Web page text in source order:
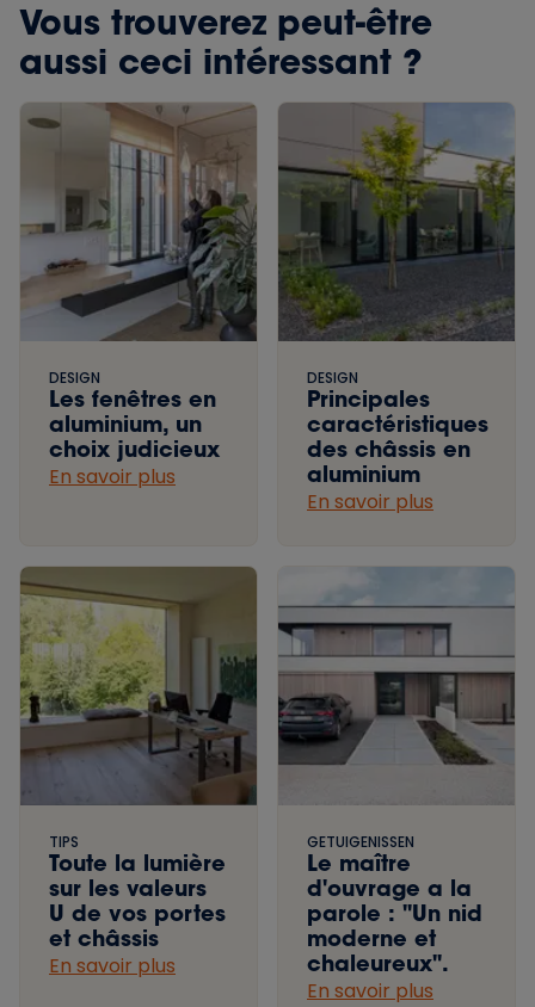
Vous trouverez peut-être
aussi ceci intéressant ?
DESIGN
Les fenêtres en
aluminium, un
choix judicieux
En savoir plus
DESIGN
Principales
caractéristiques
des châssis en
aluminium
En savoir plus
TIPS
Toute la lumière
sur les valeurs
U de vos portes
et châssis
En savoir plus
GETUIGENISSEN
Le maître
d'ouvrage a la
parole : "Un nid
moderne et
chaleureux".
En savoir plus